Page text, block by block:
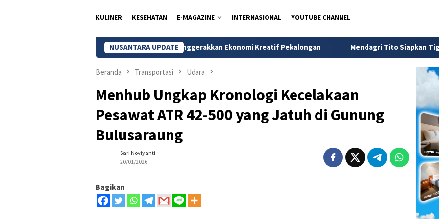
KULINER KESEHATAN E-MAGAZINE INTERNASIONAL YOUTUBE CHANNEL
NUSANTARA UPDATE
Ikon Wisata Belanja yang Menggerakkan Ekonomi Kreatif Pekalongan Mendagri Tito Siapkan Tiga Langkah Atasi
Beranda Transportasi Udara
Menhub Ungkap Kronologi Kecelakaan
Pesawat ATR 42-500 yang Jatuh di Gunung
Bulusaraung
Sari Noviyanti
20/01/2026
Bagikan